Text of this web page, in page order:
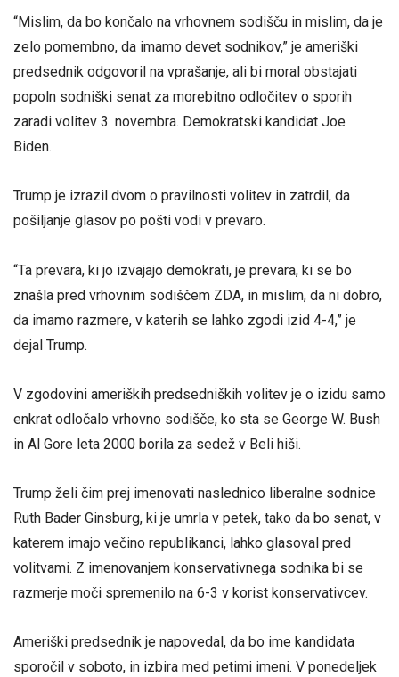
“Mislim, da bo končalo na vrhovnem sodišču in mislim, da je
zelo pomembno, da imamo devet sodnikov,” je ameriški
predsednik odgovoril na vprašanje, ali bi moral obstajati
popoln sodniški senat za morebitno odločitev o sporih
zaradi volitev 3. novembra. Demokratski kandidat Joe
Biden.
Trump je izrazil dvom o pravilnosti volitev in zatrdil, da
pošiljanje glasov po pošti vodi v prevaro.
“Ta prevara, ki jo izvajajo demokrati, je prevara, ki se bo
znašla pred vrhovnim sodiščem ZDA, in mislim, da ni dobro,
da imamo razmere, v katerih se lahko zgodi izid 4-4,” je
dejal Trump.
V zgodovini ameriških predsedniških volitev je o izidu samo
enkrat odločalo vrhovno sodišče, ko sta se George W. Bush
in Al Gore leta 2000 borila za sedež v Beli hiši.
Trump želi čim prej imenovati naslednico liberalne sodnice
Ruth Bader Ginsburg, ki je umrla v petek, tako da bo senat, v
katerem imajo večino republikanci, lahko glasoval pred
volitvami. Z imenovanjem konservativnega sodnika bi se
razmerje moči spremenilo na 6-3 v korist konservativcev.
Ameriški predsednik je napovedal, da bo ime kandidata
sporočil v soboto, in izbira med petimi imeni. V ponedeljek